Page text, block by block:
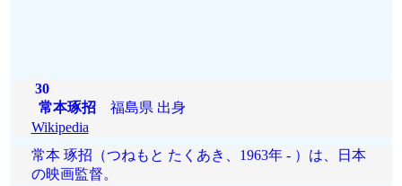
30
常本琢招福島県 出身
Wikipedia
常本 琢招（つねもと たくあき、1963年 - ）は、日本
の映画監督。